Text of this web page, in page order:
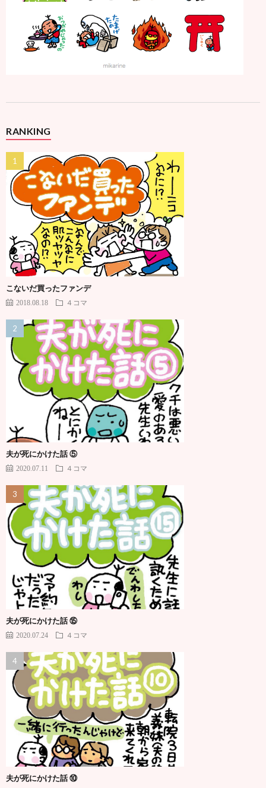
RANKING
こないだ買ったファンデ
2018.08.18 ４コマ
夫が死にかけた話 ⑤
2020.07.11 ４コマ
夫が死にかけた話 ⑮
2020.07.24 ４コマ
夫が死にかけた話 ⑩